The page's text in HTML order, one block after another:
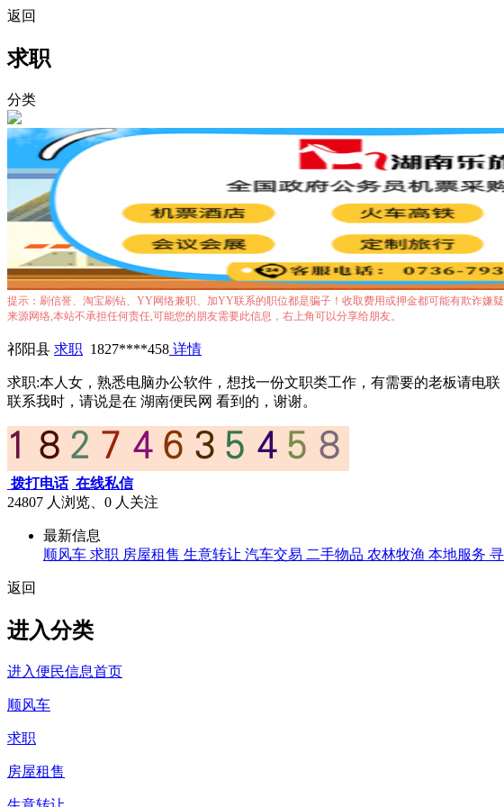
返回
求职
分类
提示：刷信誉、淘宝刷钻、YY网络兼职、加YY联系的职位都是骗子！收取费用或押金都可能有欺诈
来源网络,本站不承担任何责任,可能您的朋友需要此信息，右上角可以分享给朋友。
祁阳县 求职 1827****458 详情
求职:本人女，熟悉电脑办公软件，想找一份文职类工作，有需要的老板请电联
联系我时，请说是在 湖南便民网 看到的，谢谢。
拨打电话 在线私信
24807 人浏览、0 人关注
最新信息
顺风车 求职 房屋租售 生意转让 汽车交易 二手物品 农林牧渔 本地服务
返回
进入分类
进入便民信息首页
顺风车
求职
房屋租售